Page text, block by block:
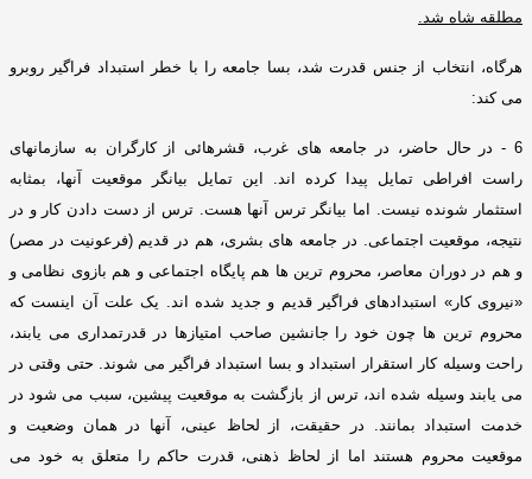
مطلقه شاه شد
هرگاه، انتخاب از جنس قدرت شد، بسا جامعه را با خطر استبداد فراگیر روبرو
می کند :
6 -
در حال حاضر، در جامعه های غرب، قشرهائی از کارگران به سازمانهای
راست افراطی تمایل پیدا کرده اند
این تمایل بیانگر موقعیت آنها، بمثابه
استثمار شونده نیست
اما بیانگر ترس آنها هست .ترس از دست دادن کار و در
نتیجه، موقعیت اجتماعی
در جامعه های بشری، هم در قدیم(فرعونیت در مصر )
و هم در دوران معاصر، محروم ترین ها هم پایگاه اجتماعی و هم بازوی نظامی و
«نیروی کار» استبدادهای فراگیر قدیم و جدید شده اند
یک علت آن اینست که
محروم ترین ها چون خود را جانشین صاحب امتیازها در قدرتمداری می یابند،
راحت وسیله کار استقرار استبداد و بسا استبداد فراگیر می شوند
حتی وقتی در
می یابند وسیله شده اند، ترس از بازگشت به موقعیت پیشین، سبب می شود در
خدمت استبداد بمانند
در حقیقت، از لحاظ عینی، آنها در همان وضعیت و
موقعیت محروم هستند اما از لحاظ ذهنی، قدرت حاکم را متعلق به خود می